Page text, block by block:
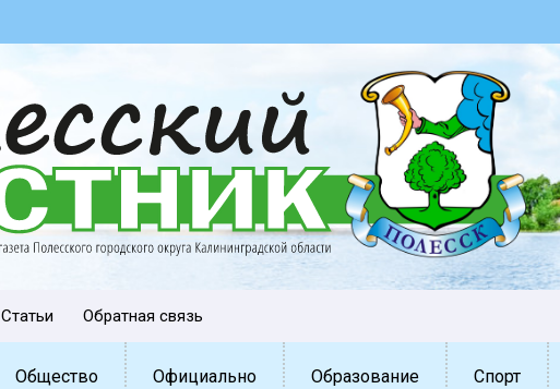
Статьи Обратная связь
Общество Официально Образование Спорт